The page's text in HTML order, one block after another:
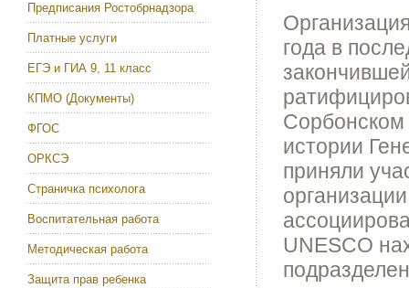
Предписания Ростобрнадзора
Платные услуги
ЕГЭ и ГИА 9, 11 класс
КПМО (Документы)
ФГОС
ОРКСЭ
Страничка психолога
Воспитательная работа
Методическая работа
Защита прав ребенка
года в
Сорбонском
истории
приняли
UNESCO